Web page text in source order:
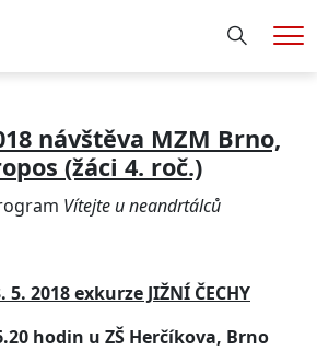
Hledání
návštěva MZM Brno,
(žáci 4. roč.)
Vítejte u neandrtálců
5. 2018 exkurze JIŽNÍ ČECHY
u ZŠ Herčíkova, Brno